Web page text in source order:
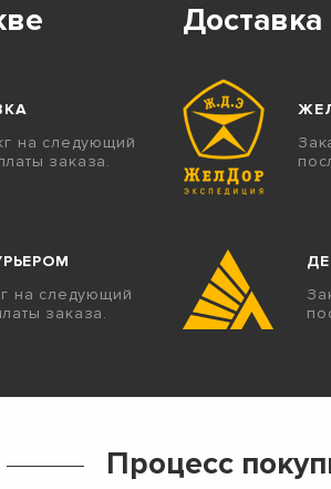
на следующий
заказа.
Доставка
на следующий
заказа.
Процесс